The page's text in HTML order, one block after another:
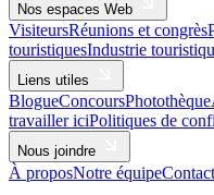
Nos espaces Web
VisiteursRéunions et congrès
touristiquesIndustrie
Liens utiles
BlogueConcoursPhotothèque
travailler iciPolitiques de
Nous joindre
À proposNotre équipe